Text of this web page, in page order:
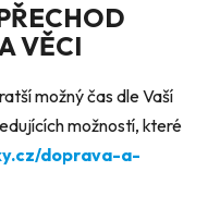
VĚCI
možný čas dle Vaší
možností, které
doprava-a-